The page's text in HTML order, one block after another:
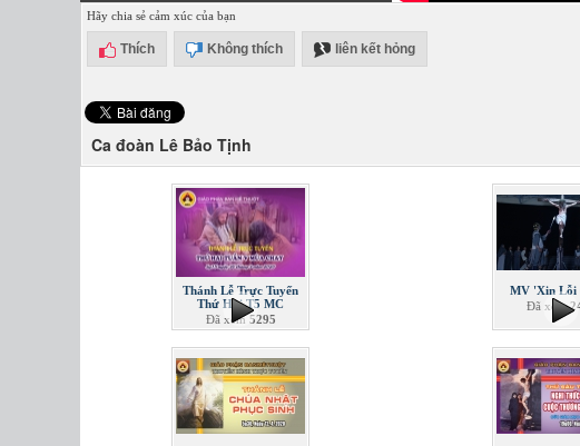
Hãy chia sẻ cảm xúc của bạn
Thích Không thích liên kết hỏng
Ca đoàn Lê Bảo Tịnh
Thánh Lễ Trực Tuyến
Thứ Hai T5 MC
Đã xem5295
MV 'Xin Lỗi
Đã xem